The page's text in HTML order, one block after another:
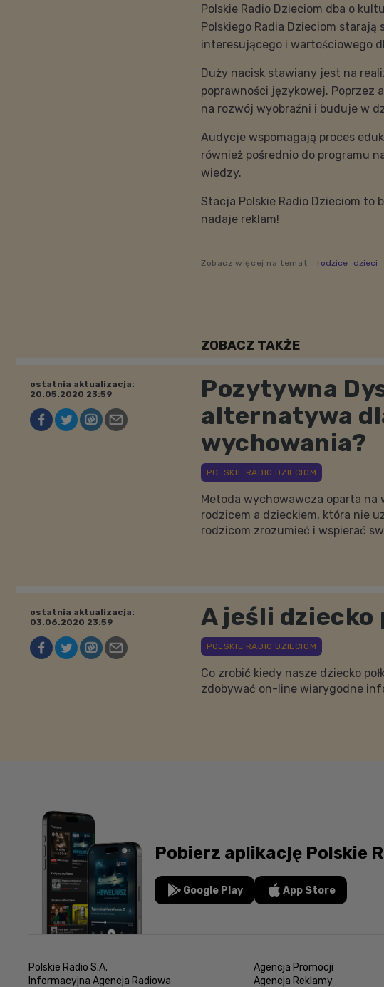
Polskie Radio Dzieciom dba o
Polskiego Radia Dzieciom
interesującego i wartościowego
Duży nacisk stawiany jest na
poprawności językowej. Poprzez
na rozwój wyobraźni i buduje w
Audycje wspomagają proces
również pośrednio do programu
wiedzy.
Stacja Polskie Radio Dzieciom to
nadaje reklam!
Zobacz więcej na temat: rodzice dzieci
ZOBACZ TAKŻE
Pozytywna
alternatywa
wychowania?
ostatnia aktualizacja:
20.05.2020 23:59
Metoda wychowawcza oparta na
rodzicem a dzieckiem, która nie
rodzicom zrozumieć i wspierać
A jeśli dziecko
ostatnia aktualizacja:
03.06.2020 23:59
Co zrobić kiedy nasze dziecko
zdobywać on-line wiarygodne
Pobierz aplikację Polskie
Google Play App Store
Polskie Radio S.A.
Informacyjna Agencja Radiowa
Agencja Promocji
Agencja Reklamy